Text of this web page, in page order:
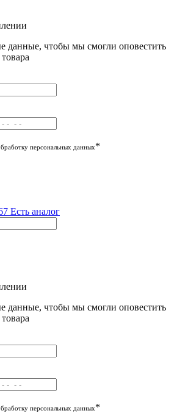
данные, чтобы мы смогли оповестить
персональных данных*
Есть аналог
данные, чтобы мы смогли оповестить
персональных данных*